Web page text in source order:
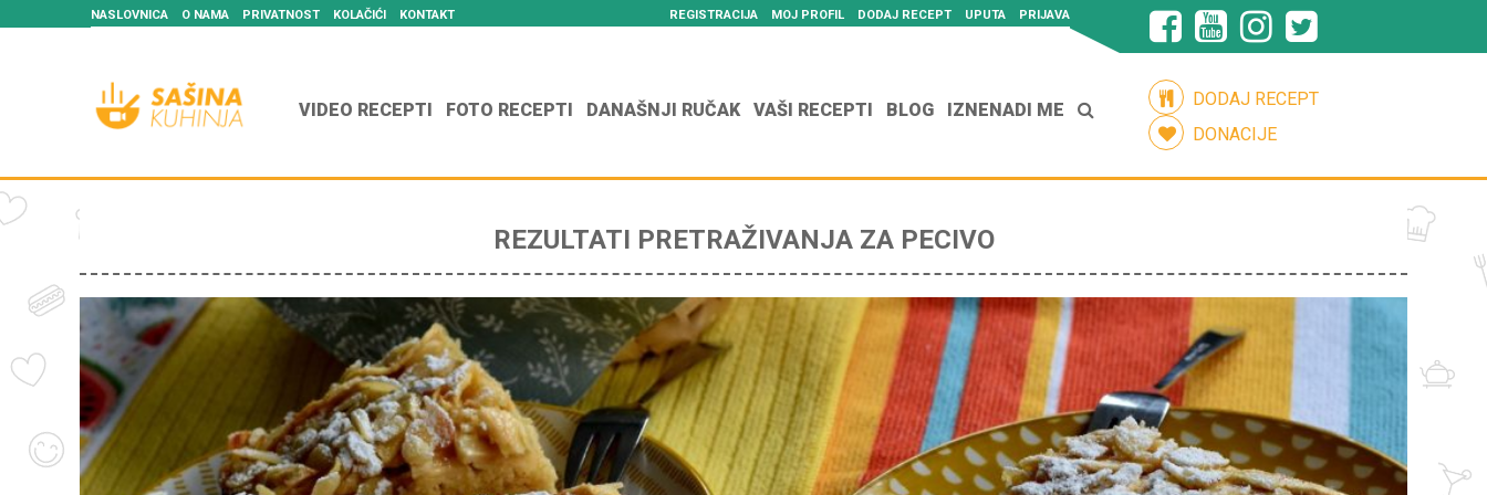
NASLOVNICA O NAMA PRIVATNOST KOLAČIĆI KONTAKT REGISTRACIJA MOJ PROFIL DODAJ RECEPT UPUTA PRIJAVA
VIDEO RECEPTI FOTO RECEPTI DANAŠNJI RUČAK VAŠI RECEPTI BLOG IZNENADI ME
DODAJ RECEPT
DONACIJE
REZULTATI PRETRAŽIVANJA ZA PECIVO